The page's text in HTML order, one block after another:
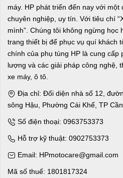
máy. HP phát triển đến nay với một
chuyên nghiệp, uy tín. Với tiêu chí
mình”. Chúng tôi không ngừng học
trang thiết bị để phục vụ quí khách
chính của phụ tùng HP là cung cấp
lượng và các giải pháp công nghệ,
xe máy, ô tô.
Địa chỉ: Đối diện nhà số 12,
sông Hậu, Phường Cái Khế, TP
Số điện thoại: 0963753373
Hỗ trợ kỹ thuật: 0902753373
Email: HPmotocare@gmail.com
Mã số thuế: 1801817324